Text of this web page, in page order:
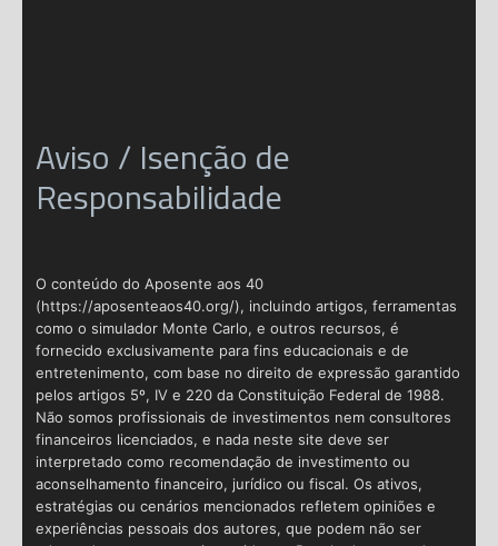
Aviso / Isenção de
Responsabilidade
O conteúdo do Aposente aos 40
(https://aposenteaos40.org/), incluindo artigos, ferramentas
como o simulador Monte Carlo, e outros recursos, é
fornecido exclusivamente para fins educacionais e de
entretenimento, com base no direito de expressão garantido
pelos artigos 5º, IV e 220 da Constituição Federal de 1988.
Não somos profissionais de investimentos nem consultores
financeiros licenciados, e nada neste site deve ser
interpretado como recomendação de investimento ou
aconselhamento financeiro, jurídico ou fiscal. Os ativos,
estratégias ou cenários mencionados refletem opiniões e
experiências pessoais dos autores, que podem não ser